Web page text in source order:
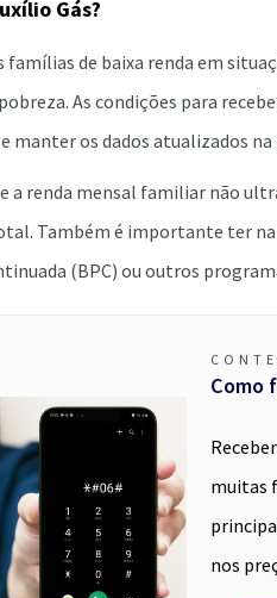
Gás?
famílias de baixa renda em
As condições para
manter os dados atualizados
a renda mensal familiar não
Também é importante ter
(BPC) ou outros
Como
muitas
nos